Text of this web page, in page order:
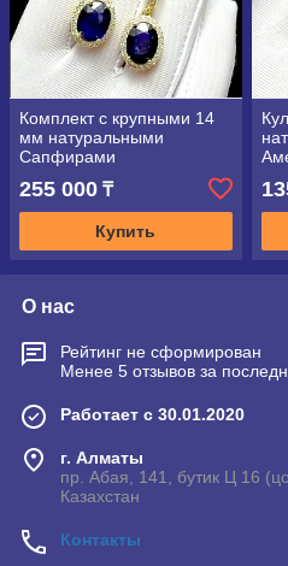
Комплект с крупными 14
мм натуральными
Сапфирами
255 000 ₸
Купить
О нас
Рейтинг не сформирован
Менее 5 отзывов за
Работает с 30.01.2020
г. Алматы
пр. Абая, 141, бутик Ц 16
Казахстан
Контакты